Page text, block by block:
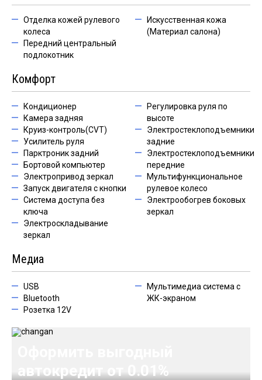
Отделка кожей рулевого
колеса
Передний центральный
подлокотник
Искусственная кожа
(Материал салона)
Комфорт
Кондиционер
Камера задняя
Круиз-контроль(CVT)
Усилитель руля
Парктроник задний
Бортовой компьютер
Электропривод зеркал
Запуск двигателя с кнопки
Система доступа без
ключа
Электроскладывание
зеркал
Регулировка руля по
высоте
Электростеклоподъемники
задние
Электростеклоподъемники
передние
Мультифункциональное
рулевое колесо
Электрообогрев боковых
зеркал
Медиа
USB
Bluetooth
Розетка 12V
Мультимедиа система с
ЖК-экраном
автокредит от 0.01%